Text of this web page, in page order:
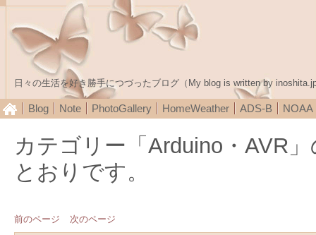
日々の生活を好き勝手につづったブログ（My blog is written by
Blog Note PhotoGallery HomeWeather ADS-B NOAA
カテゴリー「Arduino・AVR
とおりです。
前のページ 次のページ